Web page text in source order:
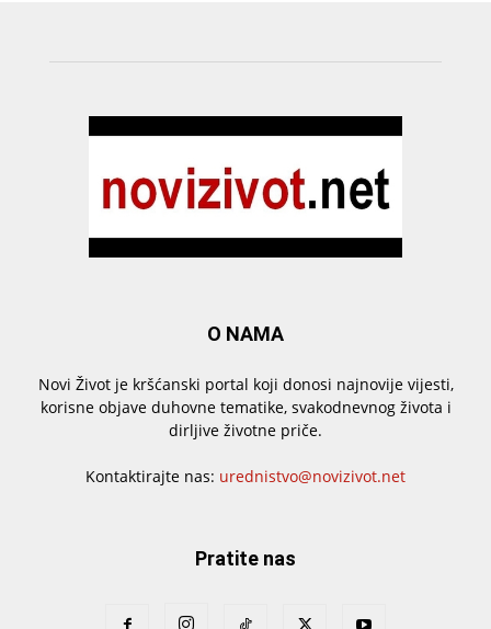
O NAMA
Novi Život je kršćanski portal koji donosi najnovije vijesti,
korisne objave duhovne tematike, svakodnevnog života i
dirljive životne priče.
Kontaktirajte nas: urednistvo@novizivot.net
Pratite nas